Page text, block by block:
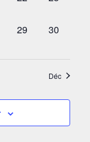
0
29
0
30
Déc